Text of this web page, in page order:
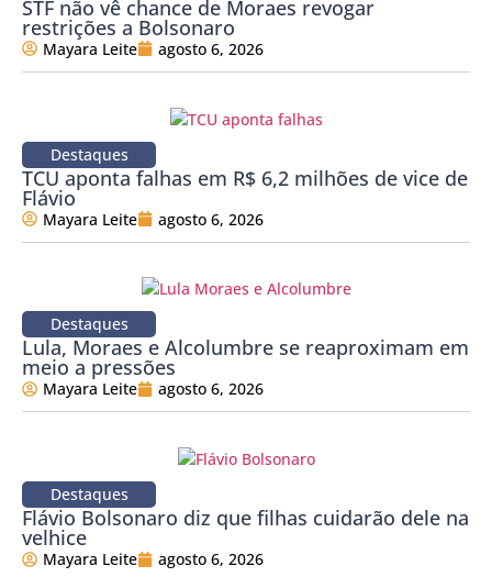
STF não vê chance de Moraes revogar
restrições a Bolsonaro
Mayara Leite agosto 6, 2026
Destaques
TCU aponta falhas em R$ 6,2 milhões de vice de
Flávio
Mayara Leite agosto 6, 2026
Destaques
Lula, Moraes e Alcolumbre se reaproximam em
meio a pressões
Mayara Leite agosto 6, 2026
Destaques
Flávio Bolsonaro diz que filhas cuidarão dele na
velhice
Mayara Leite agosto 6, 2026